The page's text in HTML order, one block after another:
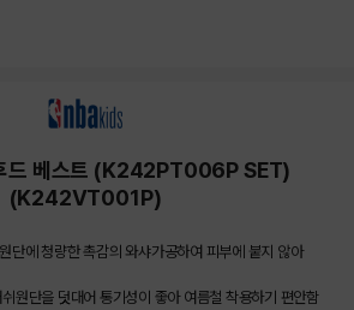
드 베스트 (K242PT006P SET)
(K242VT001P)
단에 청량한 촉감의 와샤가공하여 피부에 붙지 않아
원단을 덧대어 통기성이 좋아 여름철 착용하기 편안함